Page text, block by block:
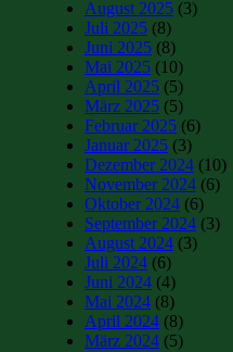
August 2025 (3)
Juli 2025 (8)
Juni 2025 (8)
Mai 2025 (10)
April 2025 (5)
März 2025 (5)
Februar 2025 (6)
Januar 2025 (3)
Dezember 2024 (10)
November 2024 (6)
Oktober 2024 (6)
September 2024 (3)
August 2024 (3)
Juli 2024 (6)
Juni 2024 (4)
Mai 2024 (8)
April 2024 (8)
März 2024 (5)